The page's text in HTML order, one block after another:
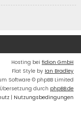
Hosting bei fidion GmbH
Flat Style by Ian Bradley
Software © phpBB Limited
durch phpBB.de
| Nutzungsbedingungen